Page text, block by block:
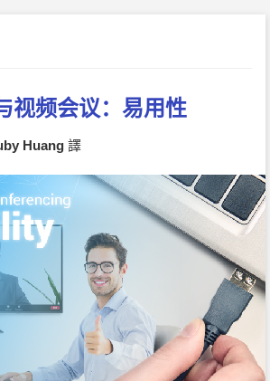
视频会议：易用性
Huang 譯